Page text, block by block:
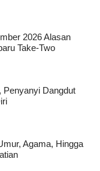
2026 Alasan
Take-Two
Penyanyi Dangdut
Agama, Hingga